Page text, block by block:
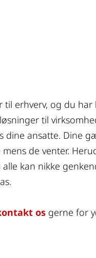
til erhverv, og du
til
ansatte. Dine
de venter.
kan nikke
os gerne for